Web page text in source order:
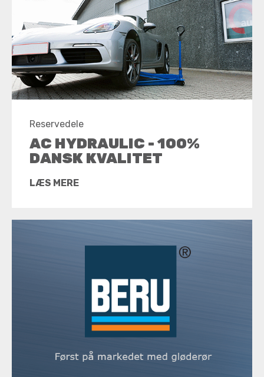
Reservedele
AC HYDRAULIC - 100%
DANSK KVALITET
LÆS MERE